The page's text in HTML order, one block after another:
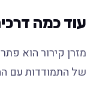
עוד כמה
מזרן קירור הוא
של התמודדות עם